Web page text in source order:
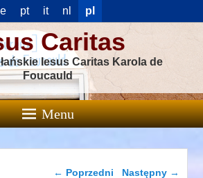
pt it nl pl
Caritas
Iesus Caritas Karola de
Foucauld
Menu
Nawigacja wpisu
← Poprzedni Następny →